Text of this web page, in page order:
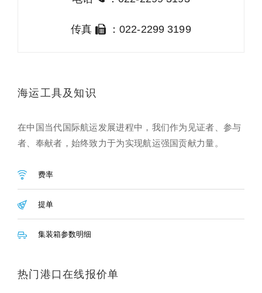
传真 ：022-2299 3199
海运工具及知识
在中国当代国际航运发展进程中，我们作为见证者、参与
者、奉献者，始终致力于为实现航运强国贡献力量。
费率
提单
集装箱参数明细
热门港口在线报价单